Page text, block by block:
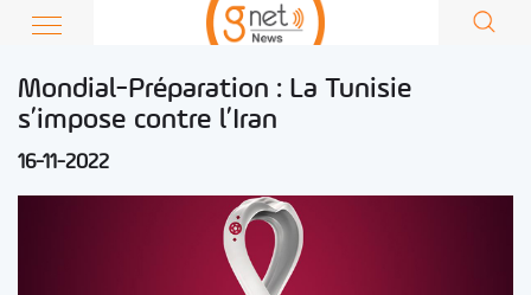
Mondial-Préparation : La Tunisie
s’impose contre l’Iran
16-11-2022